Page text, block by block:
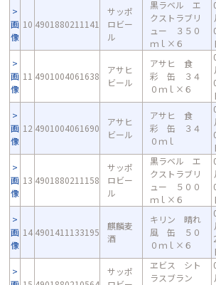
画
像
10 4901880211141
サッポ
ロビー
ル
黒ラベル エ
クストラブリ
ュー ３５０
ｍｌ×６
画
像
11 4901004061638
アサヒ
ビール
アサヒ 食
彩 缶 ３４
０ｍｌ×６
画
像
12 4901004061690
アサヒ
ビール
アサヒ 食
彩 缶 ３４
０ｍｌ
画
像
13 4901880211158
サッポ
ロビー
ル
黒ラベル エ
クストラブリ
ュー ５００
ｍｌ×６
画
像
14 4901411133195
麒麟麦
酒
キリン 晴れ
風 缶 ５０
０ｍｌ×６
サッポ
ヱビス シト
ラスブラン